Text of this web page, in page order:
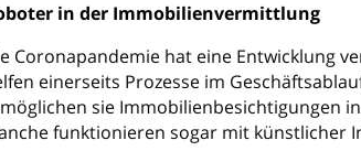
in der Immobilienvermittlung
Coronapandemie hat eine Entwicklung
einerseits Prozesse im
sie Immobilienbesichtigungen
funktionieren sogar mit künstlicher